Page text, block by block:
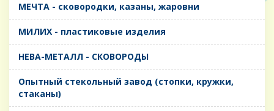
МЕЧТА - сковородки, казаны, жаровни
МИЛИХ - пластиковые изделия
НЕВА-МЕТАЛЛ - СКОВОРОДЫ
Опытный стекольный завод (стопки, кружки,
стаканы)